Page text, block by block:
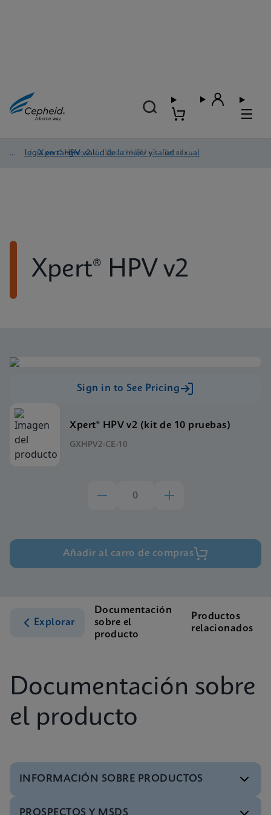
Virología en sangre, salud de la mujer y salud sexual
/ Xpert® HPV v2 / Xpert® HPV v2 - Detail
Xpert® HPV v2
Sign in to See Pricing
Xpert® HPV v2 (kit de 10 pruebas)
GXHPV2-CE-10
Añadir al carro de compras
Explorar
Documentación
sobre el
producto
Productos
relacionados
Documentación sobre
el producto
INFORMACIÓN SOBRE PRODUCTOS
PROSPECTOS Y MSDS